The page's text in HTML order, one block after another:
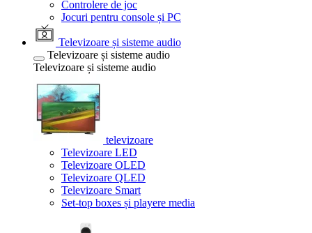
Controlere de joc
Jocuri pentru console și PC
Televizoare și sisteme audio
Televizoare și sisteme audio
Televizoare și sisteme audio
televizoare
Televizoare LED
Televizoare OLED
Televizoare QLED
Televizoare Smart
Set-top boxes și playere media